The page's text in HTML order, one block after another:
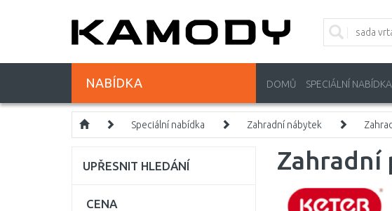
NABÍDKA DOMŮ SPECIÁLNÍ NABÍDKA
Speciální nabídka Zahradní nábytek
Zahradní
UPŘESNIT HLEDÁNÍ
CENA